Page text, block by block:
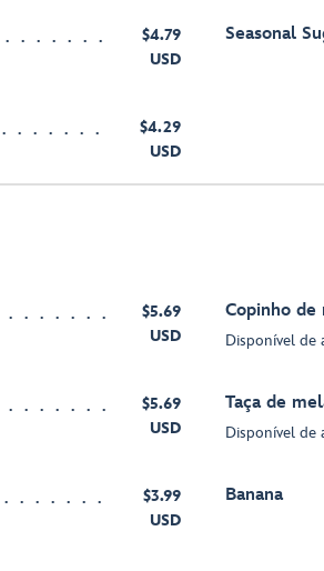
$4.79
USD
Seasonal
$4.29
USD
$5.69
USD
Copinho de
Disponível de
$5.69
USD
Taça de
Disponível de
$3.99
USD
Banana